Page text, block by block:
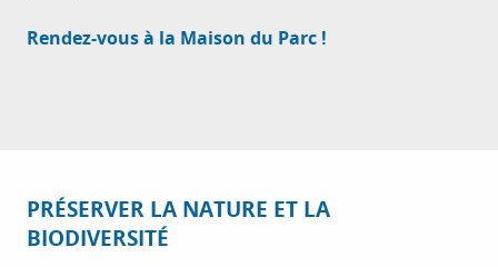
Rendez-vous à la Maison du Parc !
PRÉSERVER LA NATURE ET LA
BIODIVERSITÉ